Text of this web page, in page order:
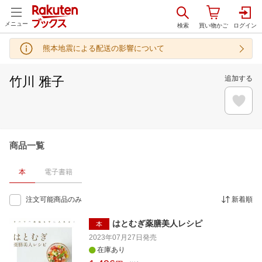
メニュー
熊本地震による配送の影響について
竹川 雅子 追加する
商品一覧
本 電子書籍
注文可能商品のみ 新着順
本 はとむぎ薬膳美人レシピ
2023年07月27日 発売
在庫あり